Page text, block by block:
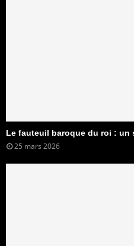
Le fauteuil baroque du roi : un
25 mars 2026